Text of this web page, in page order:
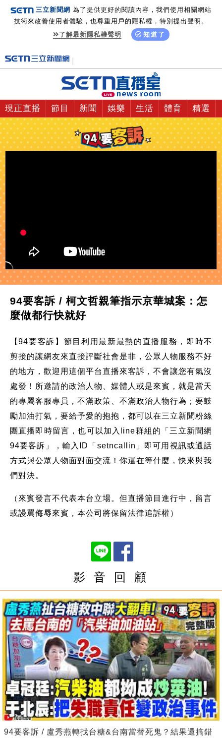
三立新聞網 為了提供更好的閱讀內容，我們使用相關網站
技術來改善使用者體驗，也尊重用戶的隱私權，特別提出聲明。
了解最新隱私權聲明
知道了
現正直播 節目 新聞 娛樂 生活 體育 精選
94要客訴 / 柯文哲親筆指示京華城案：怎
麼做都行快就好
【94要客訴】節目利用最新最熱的直播服務，即時不
剪接的讓網友來直接評斷社會是非，公眾人物服務不好
的地方，歡迎用這個平台直播來客訴，不會讓您有氣沒
處發！所邀請的政治人物、媒體人或是來賓，就是當天
的專屬客服專員，不滿政策、不滿政治人物行為；要鼓
勵加油打氣，要給予愛的抱抱，都可以在三立新聞粉絲
團直播即時留言，也可以加入line群組的「三立新聞網
94要客訴」，輸入ID「setncallin」即可用視訊或通話
方式與公眾人物面對面交流！你還在等什麼，快來與我
們對決。
（來賓發言不代表本台立場。但直播節目進行中，留言
或謾罵侮辱來賓，本公司將保留法律追訴權）
影 音 回 顧
94要客訴 / 盧秀燕轉找台糖&台南當替死鬼？結果還搞錯